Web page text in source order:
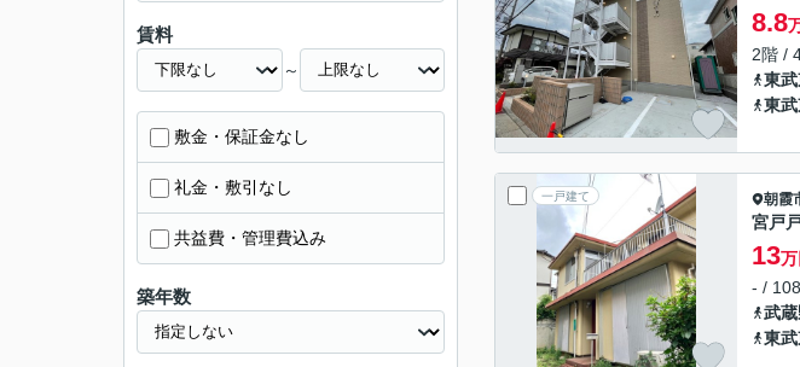
8.8
2階 /
東
東
一戸建て 朝霞
宮戸
13万
- /
武
東
賃料
～
敷金・保証金なし
礼金・敷引なし
共益費・管理費込み
築年数